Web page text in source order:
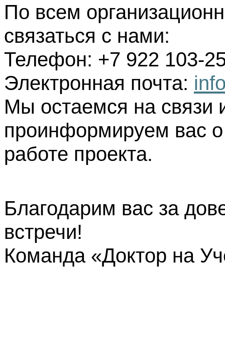
По всем
связаться с нами:
Телефон: +7 922 103-
Электронная почта:
Мы остаемся на связи
проинформируем вас
работе проекта.
Благодарим вас за
встречи!
Команда «Доктор на